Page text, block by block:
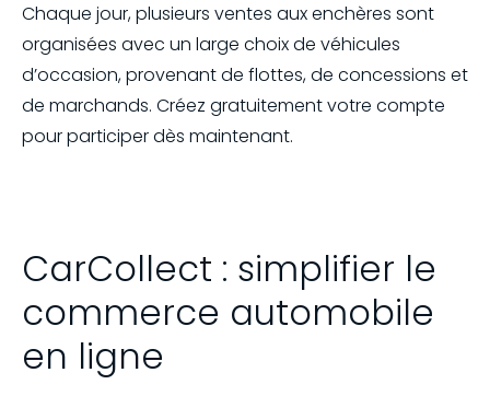
Chaque jour, plusieurs ventes aux enchères sont
organisées avec un large choix de véhicules
d’occasion, provenant de flottes, de concessions et
de marchands. Créez gratuitement votre compte
pour participer dès maintenant.
CarCollect : simplifier le
commerce automobile
en ligne